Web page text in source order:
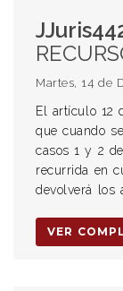
RECURSO DE INCONSTITUCIONALIDAD. Facultades
Martes, 14 de
El artículo 12
que cuando
casos 1 y 2
recurrida en
devolverá los
VER